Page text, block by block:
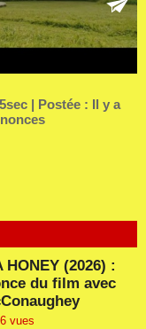
HONEY (2026) :
du film avec
vues
| Postée : Il y a